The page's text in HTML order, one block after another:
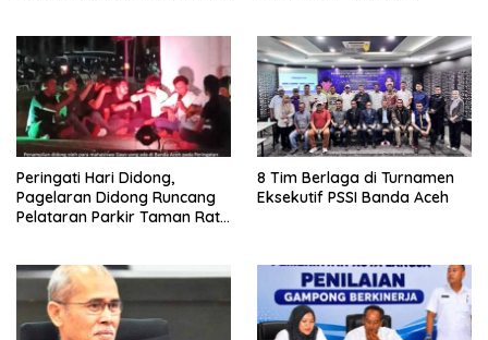
Peringati Hari Didong,
Pagelaran Didong Runcang
Pelataran Parkir Taman Ratu
8 Tim Berlaga di Turnamen
Eksekutif PSSI Banda Aceh